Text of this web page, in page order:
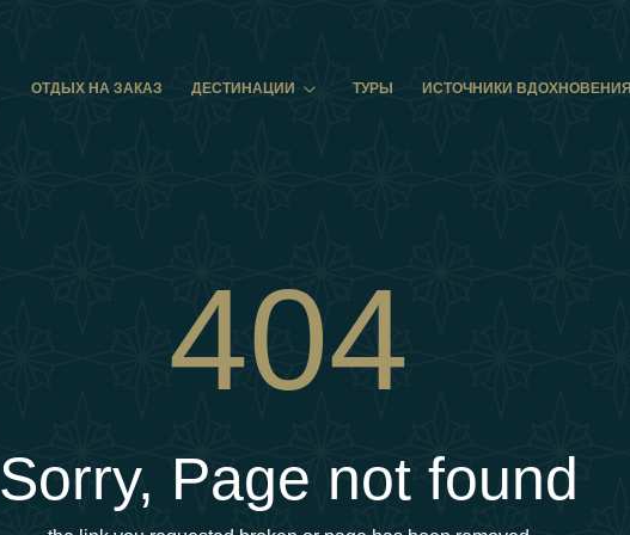
ОТДЫХ НА ЗАКАЗ
ДЕСТИНАЦИИ ТУРЫ ИСТОЧНИКИ ВДОХНОВЕНИЯ
404
Sorry, Page not found